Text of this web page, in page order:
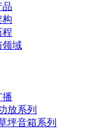
品
构
程
领域
播
放系列
坪音箱系列